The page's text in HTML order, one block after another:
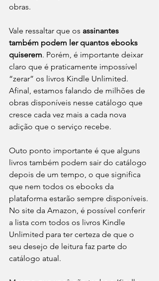
obras.
Vale ressaltar que os assinantes
também podem ler quantos ebooks
quiserem. Porém, é importante deixar
claro que é praticamente impossível
“zerar” os livros Kindle Unlimited.
Afinal, estamos falando de milhões de
obras disponíveis nesse catálogo que
cresce cada vez mais a cada nova
adição que o serviço recebe.
Outo ponto importante é que alguns
livros também podem sair do catálogo
depois de um tempo, o que significa
que nem todos os ebooks da
plataforma estarão sempre disponíveis.
No site da Amazon, é possível conferir
a lista com todos os livros Kindle
Unlimited para ter certeza de que o
seu desejo de leitura faz parte do
catálogo atual.